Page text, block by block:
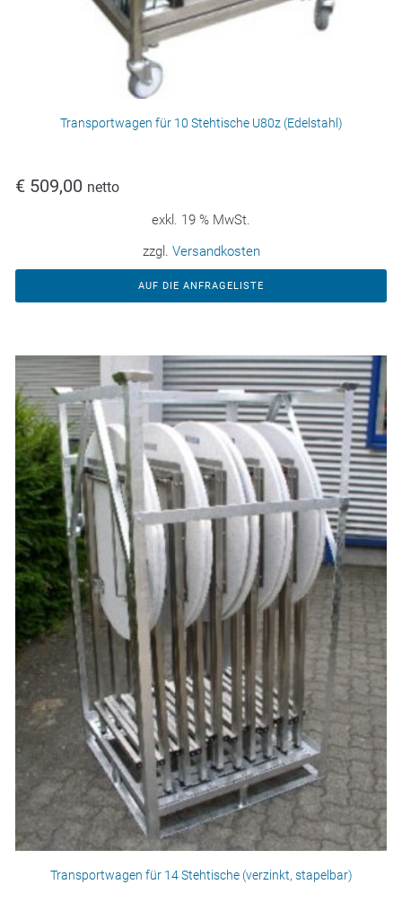
Transportwagen für 10 Stehtische U80z (Edelstahl)
€ 509,00 netto
exkl. 19 % MwSt.
zzgl. Versandkosten
AUF DIE ANFRAGELISTE
Transportwagen für 14 Stehtische (verzinkt, stapelbar)